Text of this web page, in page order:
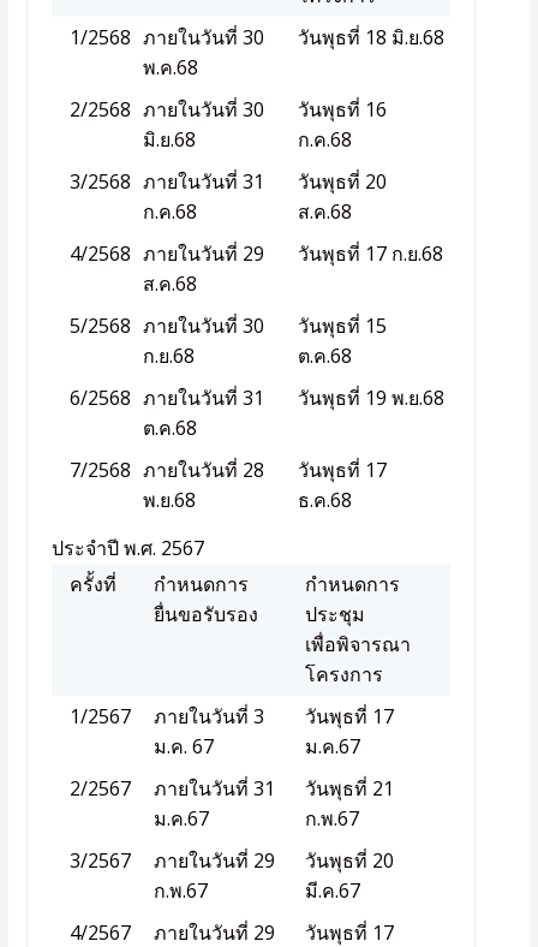
1/2568 ภายในวันที่ 30
พ.ค.68
วันพุธที่ 18 มิ.ย.68
2/2568 ภายในวันที่ 30
มิ.ย.68
วันพุธที่ 16
ก.ค.68
3/2568 ภายในวันที่ 31
ก.ค.68
วันพุธที่ 20
ส.ค.68
4/2568 ภายในวันที่ 29
ส.ค.68
วันพุธที่ 17 ก.ย.68
5/2568 ภายในวันที่ 30
ก.ย.68
วันพุธที่ 15
ต.ค.68
6/2568 ภายในวันที่ 31
ต.ค.68
วันพุธที่ 19 พ.ย.68
7/2568 ภายในวันที่ 28
พ.ย.68
วันพุธที่ 17
ธ.ค.68
ประจำปี พ.ศ. 2567
ครั้งที่
กำหนดการ
ยื่นขอรับรอง
กำหนดการ
ประชุม
เพื่อพิจารณา
โครงการ
1/2567
ภายในวันที่ 3
ม.ค. 67
วันพุธที่ 17
ม.ค.67
2/2567
ภายในวันที่ 31
ม.ค.67
วันพุธที่ 21
ก.พ.67
3/2567
ภายในวันที่ 29
ก.พ.67
วันพุธที่ 20
มี.ค.67
4/2567
ภายในวันที่ 29
วันพุธที่ 17